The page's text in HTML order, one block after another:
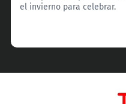
el invierno para celebrar.